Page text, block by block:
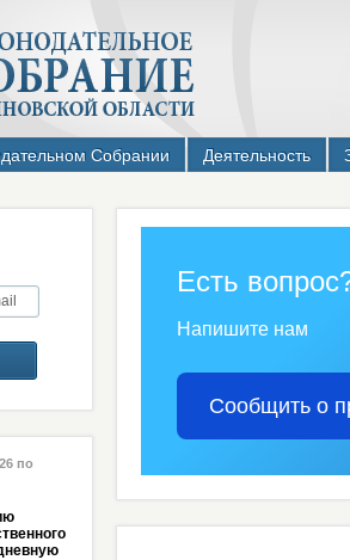
Собрании Деятельность
по
Есть
Напишите нам
Сообщить о